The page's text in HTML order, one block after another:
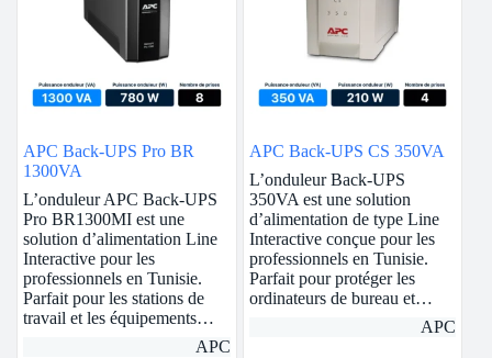
APC Back-UPS Pro BR
1300VA
L’onduleur APC Back-UPS
Pro BR1300MI est une
solution d’alimentation Line
Interactive pour les
professionnels en Tunisie.
Parfait pour les stations de
travail et les équipements…
APC
APC Back-UPS CS 350VA
L’onduleur Back-UPS
350VA est une solution
d’alimentation de type Line
Interactive conçue pour les
professionnels en Tunisie.
Parfait pour protéger les
ordinateurs de bureau et…
APC